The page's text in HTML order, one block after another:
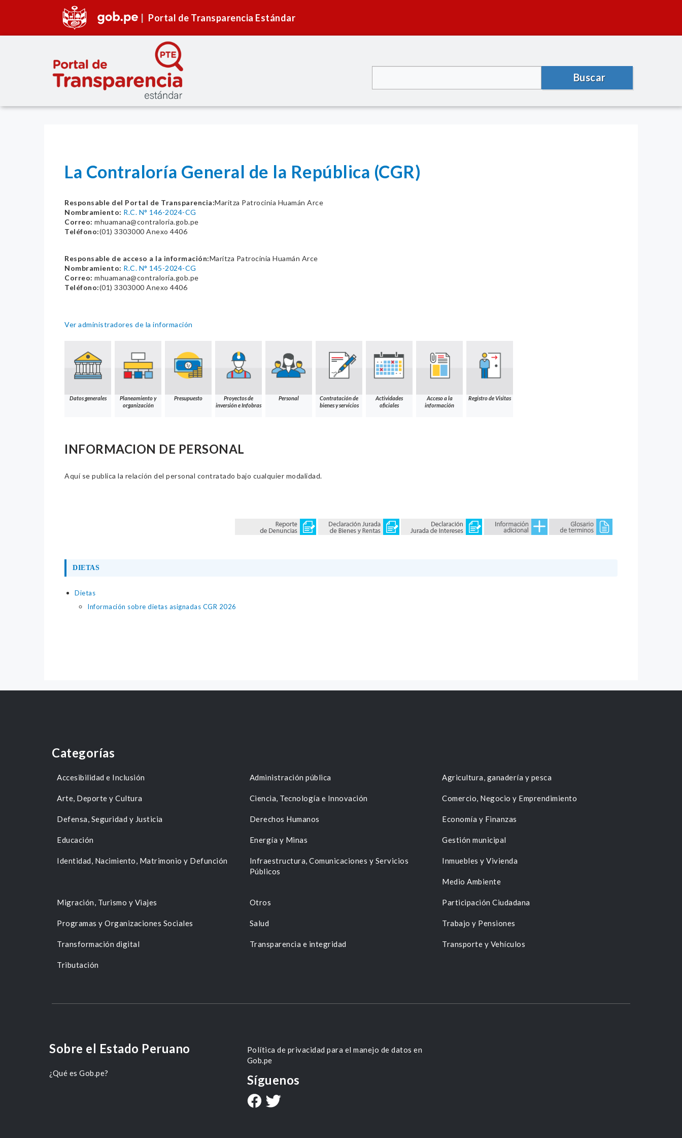
Portal de Transparencia Estándar
Buscar
La Contraloría General de la República (CGR)
Responsable del Portal de Transparencia:Maritza Patrocinia Huamán Arce
Nombramiento: R.C. N° 146-2024-CG
Correo: mhuamana@contraloria.gob.pe
Teléfono:(01) 3303000 Anexo 4406
Responsable de acceso a la información:Maritza Patrocinia Huamán Arce
Nombramiento: R.C. N° 145-2024-CG
Correo: mhuamana@contraloria.gob.pe
Teléfono:(01) 3303000 Anexo 4406
Ver administradores de la información
Datos generales
Planeamiento y
organización
Presupuesto
Proyectos de
inversión e Infobras
Personal
Contratación de
bienes y servicios
Actividades
oficiales
Acceso a la
información
Registro de Visitas
INFORMACION DE PERSONAL
Aquí se publica la relación del personal contratado bajo cualquier modalidad.
DIETAS
Dietas
Información sobre dietas asignadas CGR 2026
Categorías
Accesibilidad e Inclusión Administración pública Agricultura, ganadería y pesca
Arte, Deporte y Cultura Ciencia, Tecnología e Innovación Comercio, Negocio y Emprendimiento
Defensa, Seguridad y Justicia Derechos Humanos Economía y Finanzas
Educación Energía y Minas Gestión municipal
Identidad, Nacimiento, Matrimonio y Defunción
Infraestructura, Comunicaciones y Servicios
Públicos
Inmuebles y Vivienda
Medio Ambiente
Migración, Turismo y Viajes Otros Participación Ciudadana
Programas y Organizaciones Sociales Salud Trabajo y Pensiones
Transformación digital Transparencia e integridad Transporte y Vehículos
Tributación
Sobre el Estado Peruano
¿Qué es Gob.pe?
Política de privacidad para el manejo de datos en
Gob.pe
Síguenos